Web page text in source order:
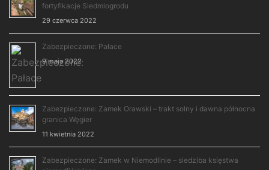
fortyfikacje Siedmiogrodu
29 czerwca 2022
Zabezpieczone: Pałace
9 maja 2022
Zabezpieczone: Zamek Orawski – trakt solny i dawna północna
granica Węgier
11 kwietnia 2022
Zabezpieczone: Zamek w Niemodlinie – siedziba księstwa